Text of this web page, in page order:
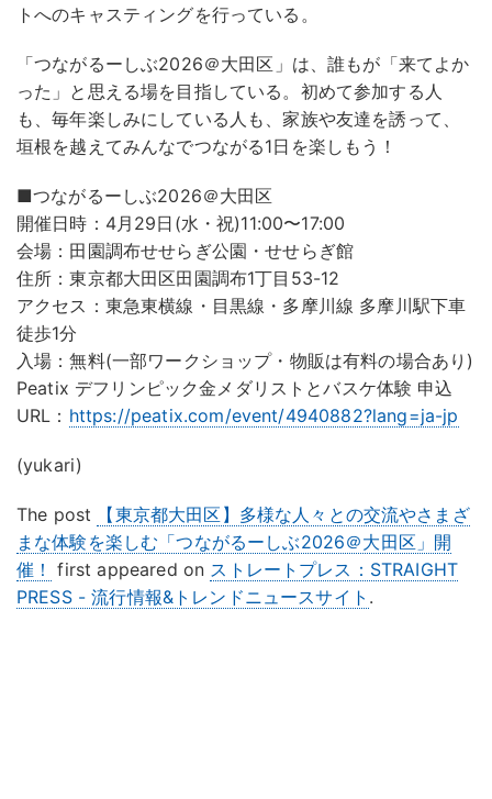
トへのキャスティングを行っている。
「つながるーしぶ2026＠大田区」は、誰もが「来てよか
った」と思える場を目指している。初めて参加する人
も、毎年楽しみにしている人も、家族や友達を誘って、
垣根を越えてみんなでつながる1日を楽しもう！
■つながるーしぶ2026＠大田区
開催日時：4月29日(水・祝)11:00〜17:00
会場：田園調布せせらぎ公園・せせらぎ館
住所：東京都大田区田園調布1丁目53-12
アクセス：東急東横線・目黒線・多摩川線 多摩川駅下車
徒歩1分
入場：無料(一部ワークショップ・物販は有料の場合あり)
Peatix デフリンピック金メダリストとバスケ体験 申込
URL： https://peatix.com/event/4940882?lang=ja-jp
(yukari)
The post
【東京都大田区】多様な人々との交流やさまざ
まな体験を楽しむ「つながるーしぶ2026＠大田区」開
催！ first appeared on ストレートプレス：STRAIGHT
PRESS - 流行情報&トレンドニュースサイト .